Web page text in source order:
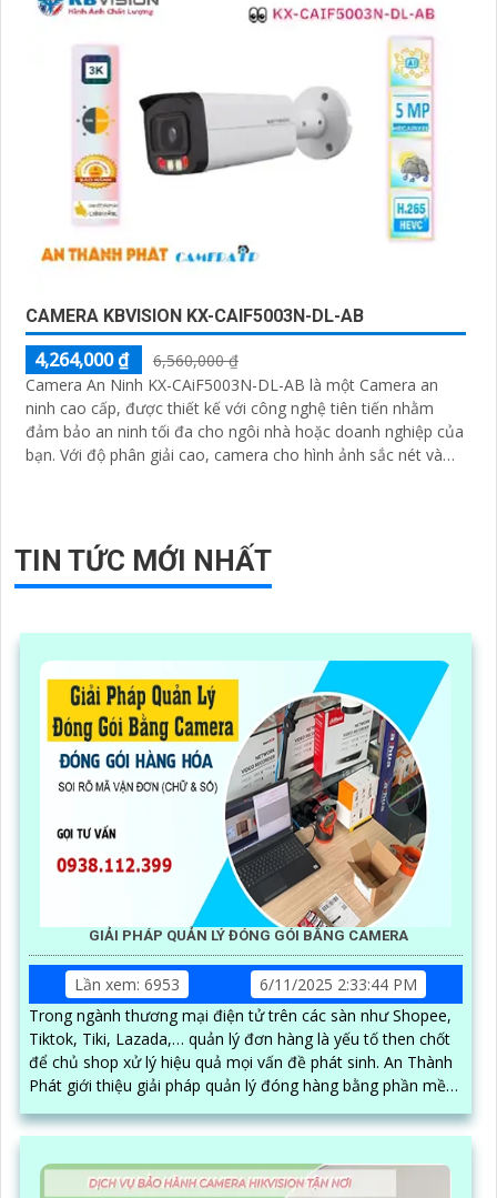
CAMERA KBVISION KX-CAIF5003N-DL-AB
4,264,000 ₫
6,560,000 ₫
Camera An Ninh KX-CAiF5003N-DL-AB là một Camera an
ninh cao cấp, được thiết kế với công nghệ tiên tiến nhằm
đảm bảo an ninh tối đa cho ngôi nhà hoặc doanh nghiệp của
bạn. Với độ phân giải cao, camera cho hình ảnh sắc nét và
TIN TỨC MỚI NHẤT
GIẢI PHÁP QUẢN LÝ ĐÓNG GÓI BẰNG CAMERA
Lần xem: 6953
6/11/2025 2:33:44 PM
Trong ngành thương mại điện tử trên các sàn như Shopee,
Tiktok, Tiki, Lazada,… quản lý đơn hàng là yếu tố then chốt
để chủ shop xử lý hiệu quả mọi vấn đề phát sinh. An Thành
Phát giới thiệu giải pháp quản lý đóng hàng bằng phần mềm
trên máy tính kết hợp camera soi mã vận đơn, nâng cao độ
chính xác và hiệu quả trong quy trình quản lý